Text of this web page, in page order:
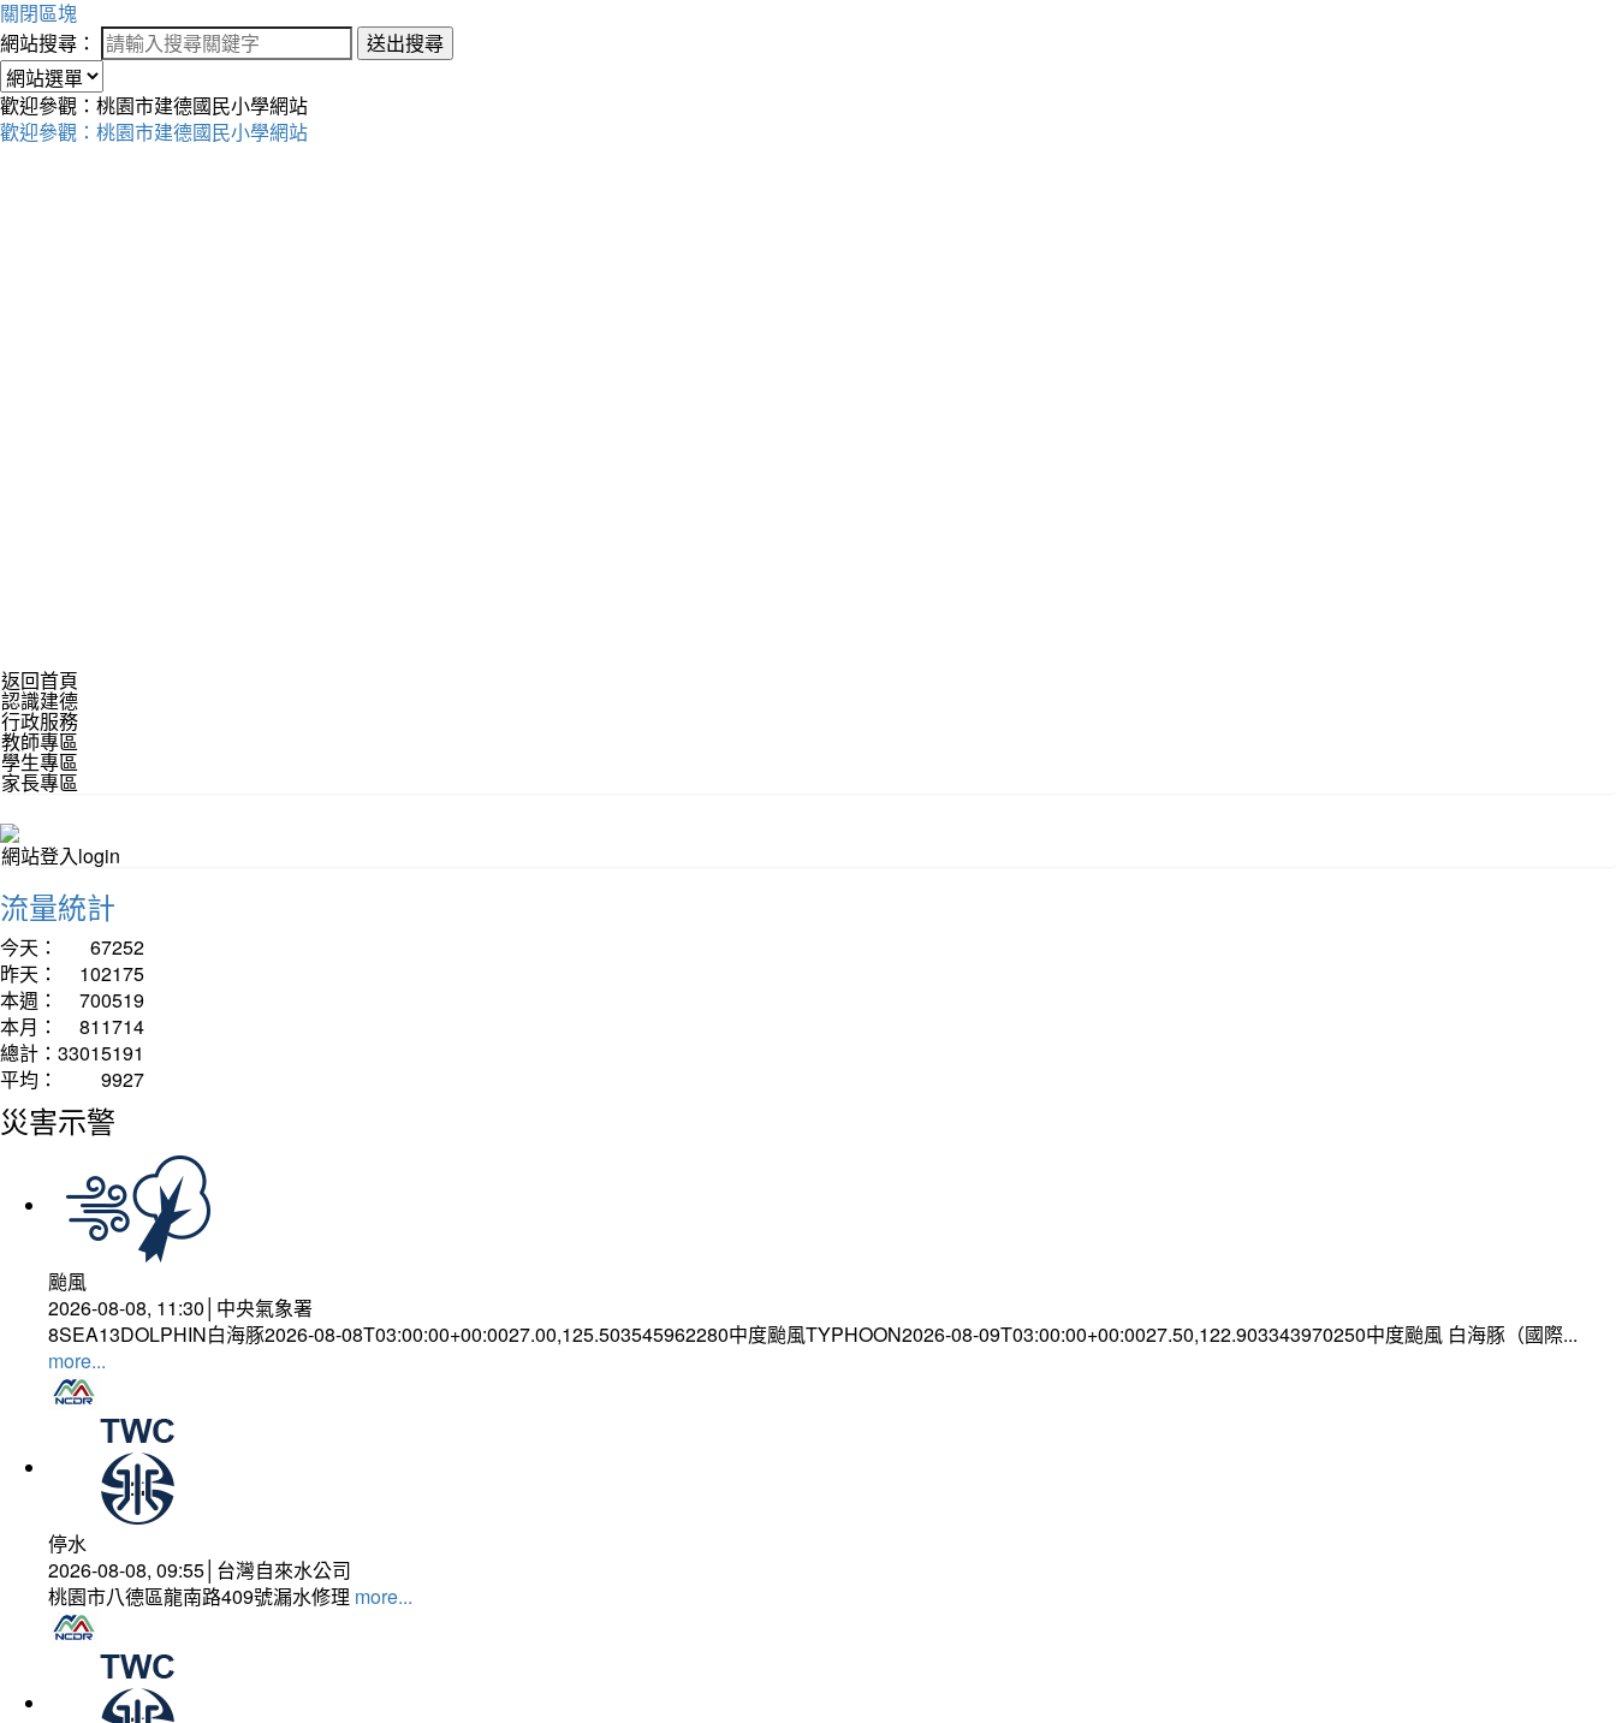
關閉區塊
網站搜尋：
送出搜尋
歡迎參觀：桃園市建德國民小學網站
歡迎參觀：桃園市建德國民小學網站
返回首頁
認識建德
行政服務
教師專區
學生專區
家長專區
網站登入login
流量統計
今天：
67252
昨天：
102175
本週：
700519
本月：
811714
總計： 33015191
平均：
9927
災害示警
颱風
2026-08-08, 11:30│中央氣象署
8SEA13DOLPHIN白海豚2026-08-08T03:00:00+00:0027.00,125.503545962280中度颱風TYPHOON2026-08-09T03:00:00+00:0027.50,122.903343970250中度颱風 白海豚（國際...
more...
停水
2026-08-08, 09:55│台灣自來水公司
桃園市八德區龍南路409號漏水修理 more...